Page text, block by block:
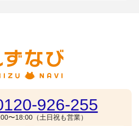
926-255
〜18:00（土日祝も営業）